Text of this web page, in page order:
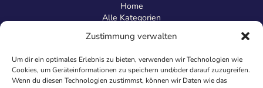
Zustimmung verwalten
Um dir ein optimales Erlebnis zu bieten, verwenden wir Technologien wie
Cookies, um Geräteinformationen zu speichern und/oder darauf zuzugreifen.
Wenn du diesen Technologien zustimmst, können wir Daten wie das
Home
Alle Kategorien
Information
Über uns
Kontakt
Inhaltsrichtlinien